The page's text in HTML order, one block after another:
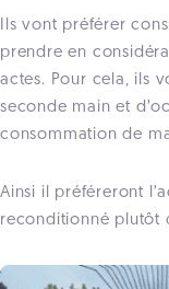
Ils vont préférer
prendre en
actes. Pour cela, ils
seconde main et
consommation de
Ainsi il préféreront
reconditionné plutôt